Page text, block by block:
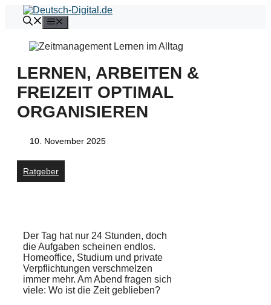
Inhalt
LERNEN, ARBEITEN &
FREIZEIT OPTIMAL
ORGANISIEREN
10. November 2025
Ratgeber
Der Tag hat nur 24 Stunden, doch
die Aufgaben scheinen endlos.
Homeoffice, Studium und private
Verpflichtungen verschmelzen
immer mehr. Am Abend fragen sich
viele: Wo ist die Zeit geblieben?